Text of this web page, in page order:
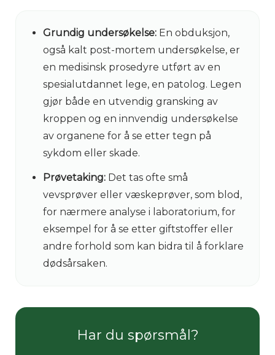
Grundig undersøkelse: En obduksjon,
også kalt post-mortem undersøkelse, er
en medisinsk prosedyre utført av en
spesialutdannet lege, en patolog. Legen
gjør både en utvendig gransking av
kroppen og en innvendig undersøkelse
av organene for å se etter tegn på
sykdom eller skade.
Prøvetaking: Det tas ofte små
vevsprøver eller væskeprøver, som blod,
for nærmere analyse i laboratorium, for
eksempel for å se etter giftstoffer eller
andre forhold som kan bidra til å forklare
dødsårsaken.
Har du spørsmål?